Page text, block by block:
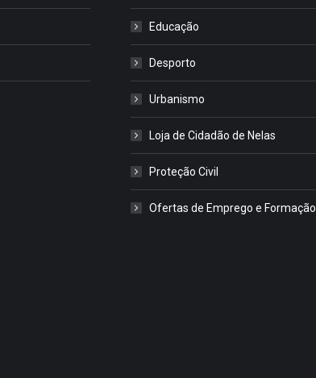
Educação
Desporto
Urbanismo
Loja de Cidadão de Nelas
Proteção Civil
Ofertas de Emprego e Formação